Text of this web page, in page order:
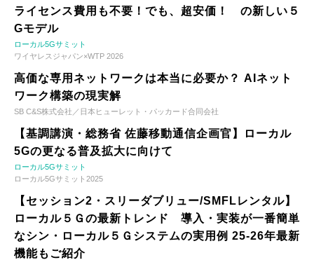
ライセンス費用も不要！でも、超安価！ の新しい５
Gモデル
ローカル5Gサミット
ワイヤレスジャパン×WTP 2026
高価な専用ネットワークは本当に必要か？ AIネット
ワーク構築の現実解
SB C&S株式会社／日本ヒューレット・パッカード合同会社
【基調講演・総務省 佐藤移動通信企画官】ローカル
5Gの更なる普及拡大に向けて
ローカル5Gサミット
ローカル5Gサミット2025
【セッション2・スリーダブリュー/SMFLレンタル】
ローカル５Ｇの最新トレンド 導入・実装が一番簡単
なシン・ローカル５Ｇシステムの実用例 25-26年最新
機能もご紹介